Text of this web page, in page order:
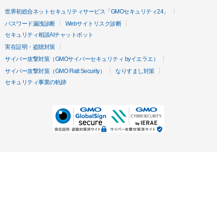
世界初総合ネットセキュリティサービス「GMOセキュリティ24」
パスワード漏洩診断
Webサイトリスク診断
セキュリティ相談AIチャットボット
実在証明・盗聴対策
サイバー攻撃対策（GMOサイバーセキュリティ byイエラエ）
サイバー攻撃対策（GMO Flatt Security）
なりすまし対策
セキュリティ事業の軌跡